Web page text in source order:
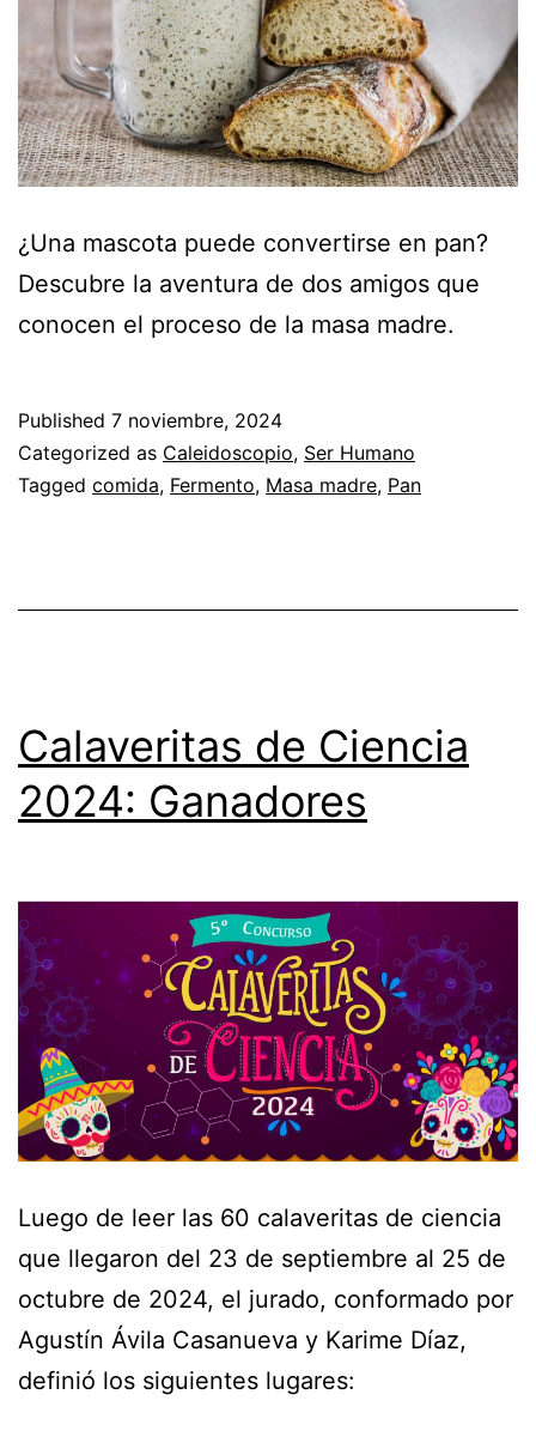
¿Una mascota puede convertirse en pan?
Descubre la aventura de dos amigos que
conocen el proceso de la masa madre.
Published 7 noviembre, 2024
Categorized as Caleidoscopio, Ser Humano
Tagged comida, Fermento, Masa madre, Pan
Calaveritas de Ciencia
2024: Ganadores
Luego de leer las 60 calaveritas de ciencia
que llegaron del 23 de septiembre al 25 de
octubre de 2024, el jurado, conformado por
Agustín Ávila Casanueva y Karime Díaz,
definió los siguientes lugares: